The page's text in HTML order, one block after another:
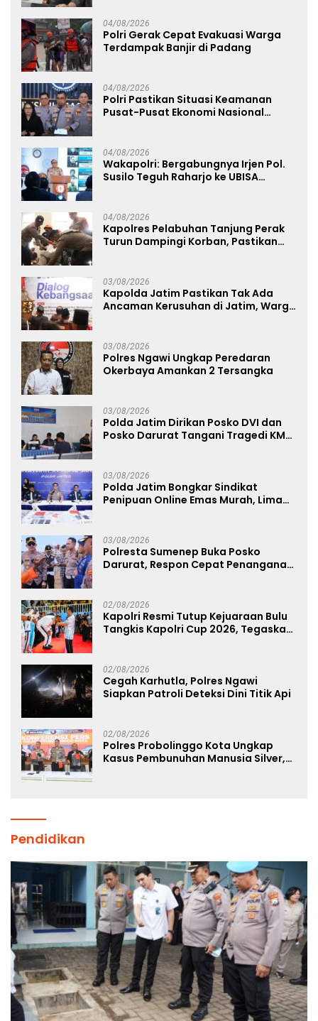
04/08/2026
Polri Gerak Cepat Evakuasi Warga
Terdampak Banjir di Padang
04/08/2026
Polri Pastikan Situasi Keamanan
Pusat-Pusat Ekonomi Nasional
04/08/2026
Wakapolri: Bergabungnya Irjen Pol.
Susilo Teguh Raharjo ke UBISA
04/08/2026
Kapolres Pelabuhan Tanjung Perak
Turun Dampingi Korban, Pastikan
03/08/2026
Kapolda Jatim Pastikan Tak Ada
Ancaman Kerusuhan di Jatim, Warga
03/08/2026
Polres Ngawi Ungkap Peredaran
Okerbaya Amankan 2 Tersangka
03/08/2026
Polda Jatim Dirikan Posko DVI dan
Posko Darurat Tangani Tragedi KMP
03/08/2026
Polda Jatim Bongkar Sindikat
Penipuan Online Emas Murah, Lima
03/08/2026
Polresta Sumenep Buka Posko
Darurat, Respon Cepat Penanganan
02/08/2026
Kapolri Resmi Tutup Kejuaraan Bulu
Tangkis Kapolri Cup 2026, Tegaskan
02/08/2026
Cegah Karhutla, Polres Ngawi
Siapkan Patroli Deteksi Dini Titik Api
02/08/2026
Polres Probolinggo Kota Ungkap
Kasus Pembunuhan Manusia Silver,
Pendidikan